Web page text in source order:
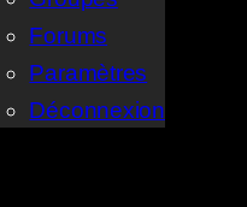
Forums
Paramètres
Déconnexion